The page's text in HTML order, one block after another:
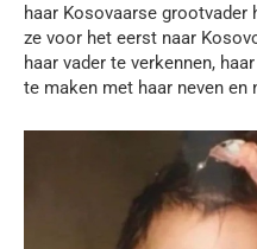
haar Kosovaarse
ze voor het eerst naar
haar vader te verkennen,
te maken met haar neven en